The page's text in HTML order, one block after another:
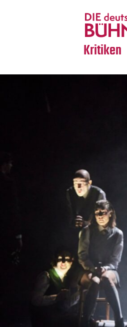
Kritiken
Crossover